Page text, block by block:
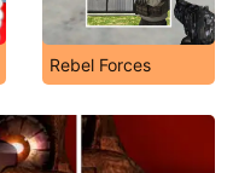
Rebel Forces